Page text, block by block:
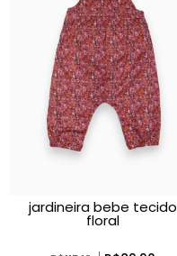
jardineira bebe tecido
floral